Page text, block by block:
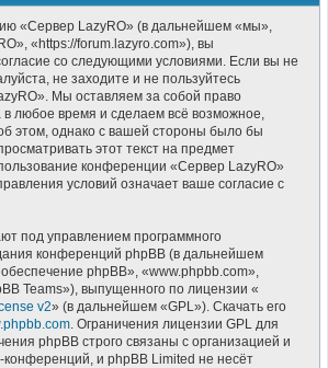
«Сервер LazyRO» (в дальнейшем «мы»,
«https://forum.lazyro.com»), вы
со следующими условиями. Если вы не
не заходите и не пользуйтесь
Мы оставляем за собой право
в любое время и сделаем всё возможное,
этом, однако с вашей стороны было бы
этот текст на предмет
конференции «Сервер LazyRO»
условий означает ваше согласие с
под управлением программного
конференций phpBB (в дальнейшем
phpBB», «www.phpbb.com»,
Teams»), выпущенного по лицензии «
v2» (в дальнейшем «GPL»). Скачать его
. Ограничения лицензии GPL для
phpBB строго связаны с организацией и
и phpBB Limited не несёт